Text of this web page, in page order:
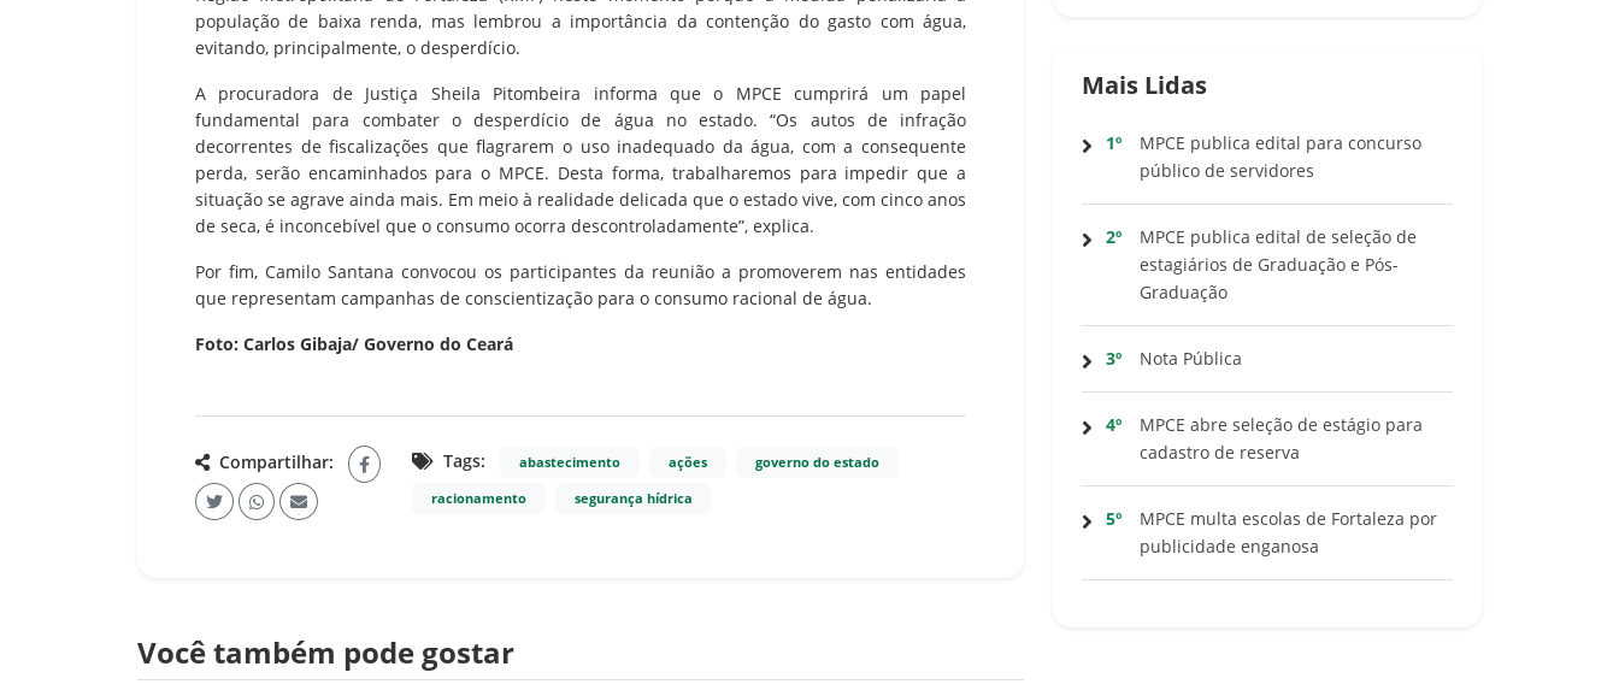
população de baixa renda, mas lembrou a importância da contenção do gasto com água,
evitando, principalmente, o desperdício.
A procuradora de Justiça Sheila Pitombeira informa que o MPCE cumprirá um papel
fundamental para combater o desperdício de água no estado. “Os autos de infração
decorrentes de fiscalizações que flagrarem o uso inadequado da água, com a consequente
perda, serão encaminhados para o MPCE. Desta forma, trabalharemos para impedir que a
situação se agrave ainda mais. Em meio à realidade delicada que o estado vive, com cinco anos
de seca, é inconcebível que o consumo ocorra descontroladamente”, explica.
Por fim, Camilo Santana convocou os participantes da reunião a promoverem nas entidades
que representam campanhas de conscientização para o consumo racional de água.
Foto: Carlos Gibaja/ Governo do Ceará
Compartilhar: Tags: abastecimento ações governo do estado
racionamento segurança hídrica
Você também pode gostar
Mais Lidas
1º
MPCE publica edital para concurso
público de servidores
2º
MPCE publica edital de seleção de
estagiários de Graduação e Pós-
Graduação
3º Nota Pública
4º
MPCE abre seleção de estágio para
cadastro de reserva
5º
MPCE multa escolas de Fortaleza por
publicidade enganosa